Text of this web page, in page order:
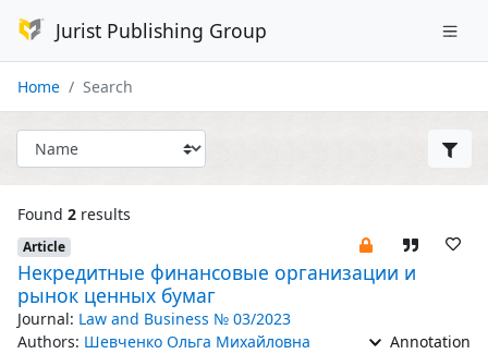
Jurist Publishing Group
Home Search
Found 2 results
Article
Некредитные финансовые организации и
рынок ценных бумаг
Journal: Law and Business № 03/2023
Authors: Шевченко Ольга Михайловна Annotation